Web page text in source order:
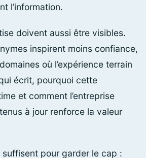
l’information.
doivent aussi être visibles.
inspirent moins confiance,
où l’expérience terrain
écrit, pourquoi cette
et comment l’entreprise
à jour renforce la valeur
suffisent pour garder le cap :